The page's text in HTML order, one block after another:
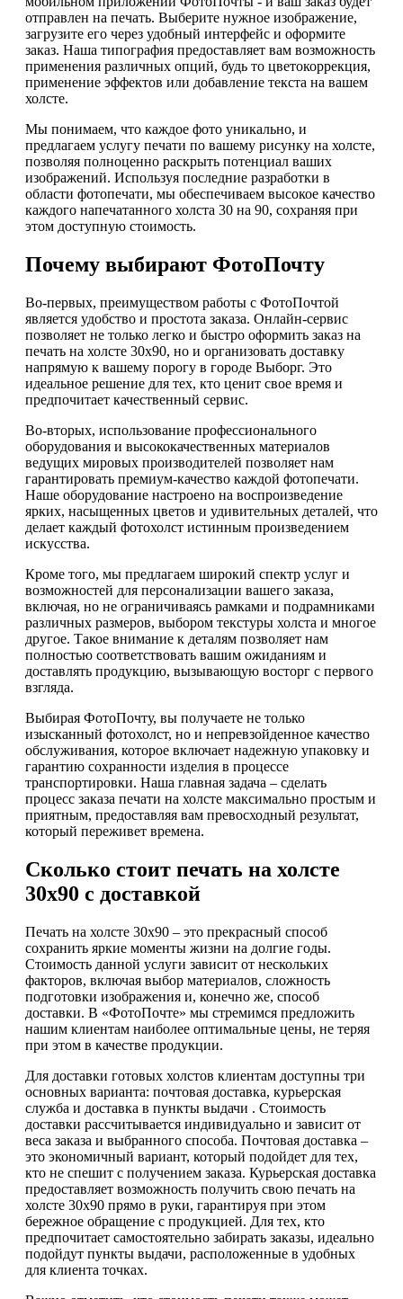
отправлен на печать. Выберите нужное изображение,
загрузите его через удобный интерфейс и оформите
заказ. Наша типография предоставляет вам возможность
применения различных опций, будь то цветокоррекция,
применение эффектов или добавление текста на вашем
холсте.
Мы понимаем, что каждое фото уникально, и
предлагаем услугу печати по вашему рисунку на холсте,
позволяя полноценно раскрыть потенциал ваших
изображений. Используя последние разработки в
области фотопечати, мы обеспечиваем высокое качество
каждого напечатанного холста 30 на 90, сохраняя при
этом доступную стоимость.
Почему выбирают ФотоПочту
Во-первых, преимуществом работы с ФотоПочтой
является удобство и простота заказа. Онлайн-сервис
позволяет не только легко и быстро оформить заказ на
печать на холсте 30х90, но и организовать доставку
напрямую к вашему порогу в городе Выборг. Это
идеальное решение для тех, кто ценит свое время и
предпочитает качественный сервис.
Во-вторых, использование профессионального
оборудования и высококачественных материалов
ведущих мировых производителей позволяет нам
гарантировать премиум-качество каждой фотопечати.
Наше оборудование настроено на воспроизведение
ярких, насыщенных цветов и удивительных деталей, что
делает каждый фотохолст истинным произведением
искусства.
Кроме того, мы предлагаем широкий спектр услуг и
возможностей для персонализации вашего заказа,
включая, но не ограничиваясь рамками и подрамниками
различных размеров, выбором текстуры холста и многое
другое. Такое внимание к деталям позволяет нам
полностью соответствовать вашим ожиданиям и
доставлять продукцию, вызывающую восторг с первого
взгляда.
Выбирая ФотоПочту, вы получаете не только
изысканный фотохолст, но и непревзойденное качество
обслуживания, которое включает надежную упаковку и
гарантию сохранности изделия в процессе
транспортировки. Наша главная задача – сделать
процесс заказа печати на холсте максимально простым и
приятным, предоставляя вам превосходный результат,
который переживет времена.
Сколько стоит печать на холсте
30х90 с доставкой
Печать на холсте 30х90 – это прекрасный способ
сохранить яркие моменты жизни на долгие годы.
Стоимость данной услуги зависит от нескольких
факторов, включая выбор материалов, сложность
подготовки изображения и, конечно же, способ
доставки. В «ФотоПочте» мы стремимся предложить
нашим клиентам наиболее оптимальные цены, не теряя
при этом в качестве продукции.
Для доставки готовых холстов клиентам доступны три
основных варианта: почтовая доставка, курьерская
служба и доставка в пункты выдачи . Стоимость
доставки рассчитывается индивидуально и зависит от
веса заказа и выбранного способа. Почтовая доставка –
это экономичный вариант, который подойдет для тех,
кто не спешит с получением заказа. Курьерская доставка
предоставляет возможность получить свою печать на
холсте 30х90 прямо в руки, гарантируя при этом
бережное обращение с продукцией. Для тех, кто
предпочитает самостоятельно забирать заказы, идеально
подойдут пункты выдачи, расположенные в удобных
для клиента точках.